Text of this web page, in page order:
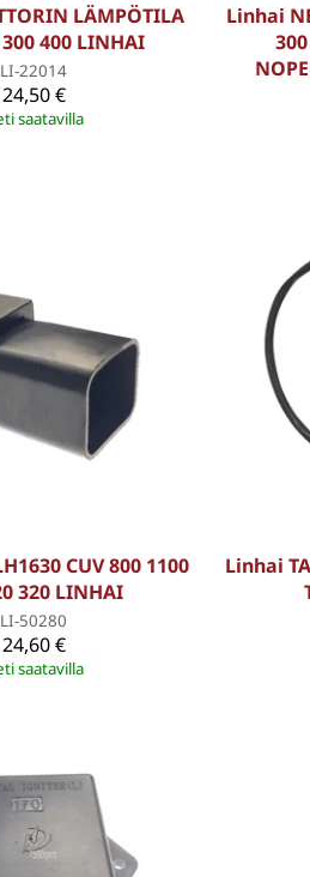
LÄMPÖTILA
400 LINHAI
LI-22014
24,50 €
saatavilla
Linhai
CUV 800 1100
320 LINHAI
LI-50280
24,60 €
saatavilla
Linhai